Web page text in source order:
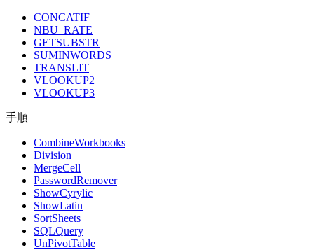
CONCATIF
NBU_RATE
GETSUBSTR
SUMINWORDS
TRANSLIT
VLOOKUP2
VLOOKUP3
手順
CombineWorkbooks
Division
MergeCell
PasswordRemover
ShowCyrylic
ShowLatin
SortSheets
SQLQuery
UnPivotTable